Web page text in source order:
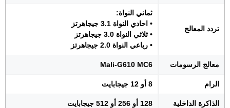
تردد المعالج
ثماني النواة:
• احادي النواة 3.1 جيجاهرتز
• ثلاثي النواة 3.0 جيجاهرتز
• رباعي النواة 2.0 جيجاهرتز
معالج الرسومات Mali-G610 MC6
الرام 8 أو 12 جيجابايت
الذاكرة الداخلية 128 أو 256 أو 512 جيجابايت